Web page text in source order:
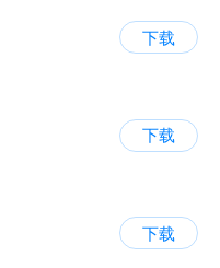
下载
下载
下载